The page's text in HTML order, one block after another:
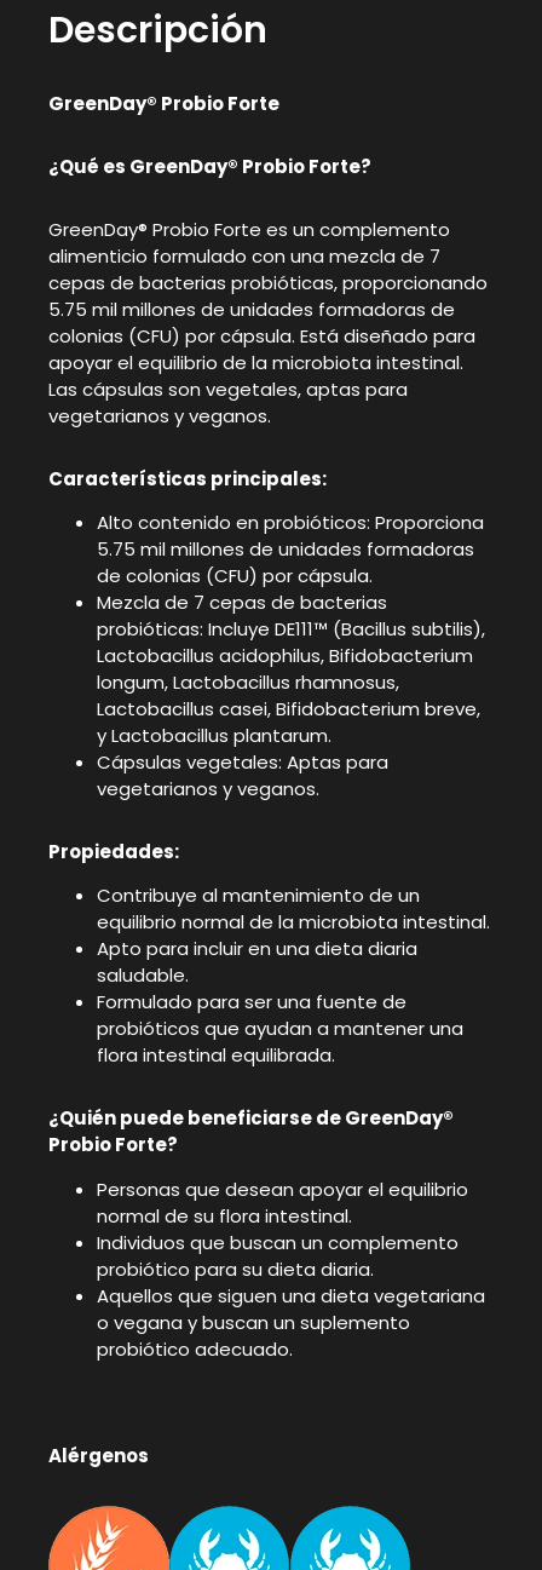
Descripción
GreenDay® Probio Forte
¿Qué es GreenDay® Probio Forte?
GreenDay® Probio Forte es un complemento
alimenticio formulado con una mezcla de 7
cepas de bacterias probióticas, proporcionando
5.75 mil millones de unidades formadoras de
colonias (CFU) por cápsula. Está diseñado para
apoyar el equilibrio de la microbiota intestinal.
Las cápsulas son vegetales, aptas para
vegetarianos y veganos.
Características principales:
Alto contenido en probióticos: Proporciona
5.75 mil millones de unidades formadoras
de colonias (CFU) por cápsula.
Mezcla de 7 cepas de bacterias
probióticas: Incluye DE111™ (Bacillus subtilis),
Lactobacillus acidophilus, Bifidobacterium
longum, Lactobacillus rhamnosus,
Lactobacillus casei, Bifidobacterium breve,
y Lactobacillus plantarum.
Cápsulas vegetales: Aptas para
vegetarianos y veganos.
Propiedades:
Contribuye al mantenimiento de un
equilibrio normal de la microbiota intestinal.
Apto para incluir en una dieta diaria
saludable.
Formulado para ser una fuente de
probióticos que ayudan a mantener una
flora intestinal equilibrada.
¿Quién puede beneficiarse de GreenDay®
Probio Forte?
Personas que desean apoyar el equilibrio
normal de su flora intestinal.
Individuos que buscan un complemento
probiótico para su dieta diaria.
Aquellos que siguen una dieta vegetariana
o vegana y buscan un suplemento
probiótico adecuado.
Alérgenos